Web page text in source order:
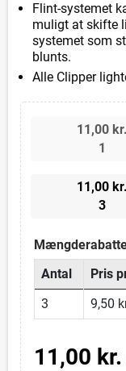
Flint-systemet
muligt at skifte
systemet som
blunts.
Alle Clipper
11,00 kr.
1
11,00 kr.
3
Antal
Pris
3
9,50
11,00 kr.